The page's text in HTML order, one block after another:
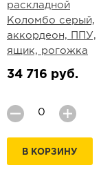
раскладной
Коломбо серый,
аккордеон, ППУ,
ящик, рогожка
34 716 руб.
В КОРЗИНУ